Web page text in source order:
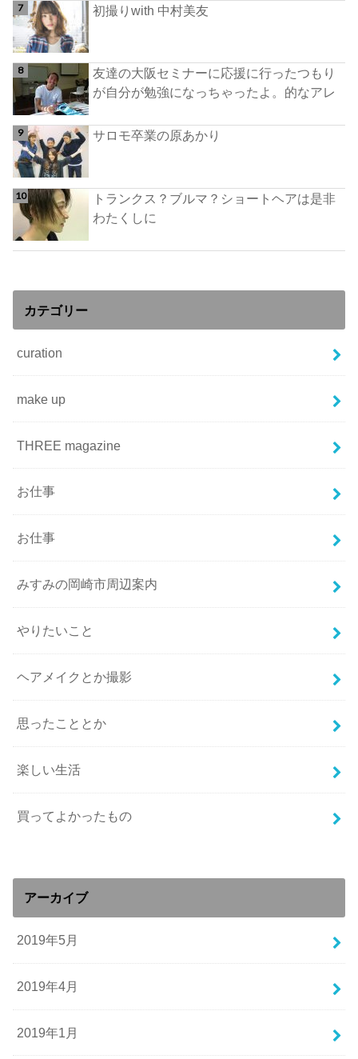
初撮りwith 中村美友
友達の大阪セミナーに応援に行ったつもり
が自分が勉強になっちゃったよ。的なアレ
サロモ卒業の原あかり
トランクス？ブルマ？ショートヘアは是非
わたくしに
カテゴリー
curation
make up
THREE magazine
お仕事
お仕事
みすみの岡崎市周辺案内
やりたいこと
ヘアメイクとか撮影
思ったこととか
楽しい生活
買ってよかったもの
アーカイブ
2019年5月
2019年4月
2019年1月